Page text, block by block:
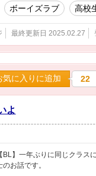
ボーイズラブ 高校
最終更新日 2025.02.27
気に入りに追加 22
よ
【BL】一年ぶりに同じクラス
のお話です。